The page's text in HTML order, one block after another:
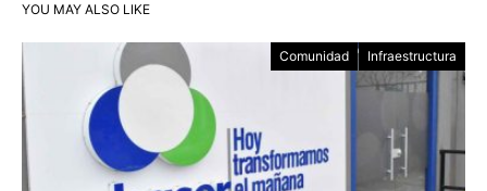
YOU MAY ALSO LIKE
Comunidad Infraestructura